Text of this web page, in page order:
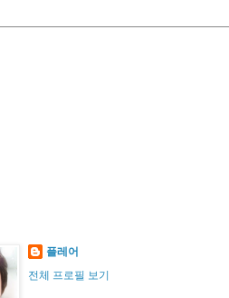
플레어
전체 프로필 보기